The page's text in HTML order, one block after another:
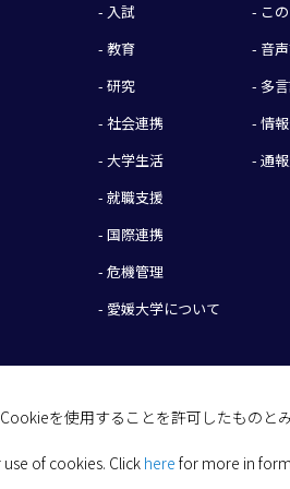
を使用することを許可したものとみ
of cookies. Click here for more in
- 入試
- 教育
- 研究
- 社会連携
- 大学生活
- 就職支援
- 国際連携
- 危機管理
- 愛媛大学について
- こ
- 音
- 多
- 情
- 通
2026 Ehime University.